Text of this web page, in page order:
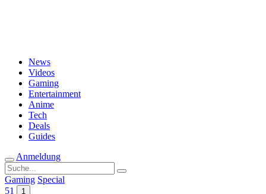
News
Videos
Gaming
Entertainment
Anime
Tech
Deals
Guides
Anmeldung
Suche
nach:
Gaming Special
51
1